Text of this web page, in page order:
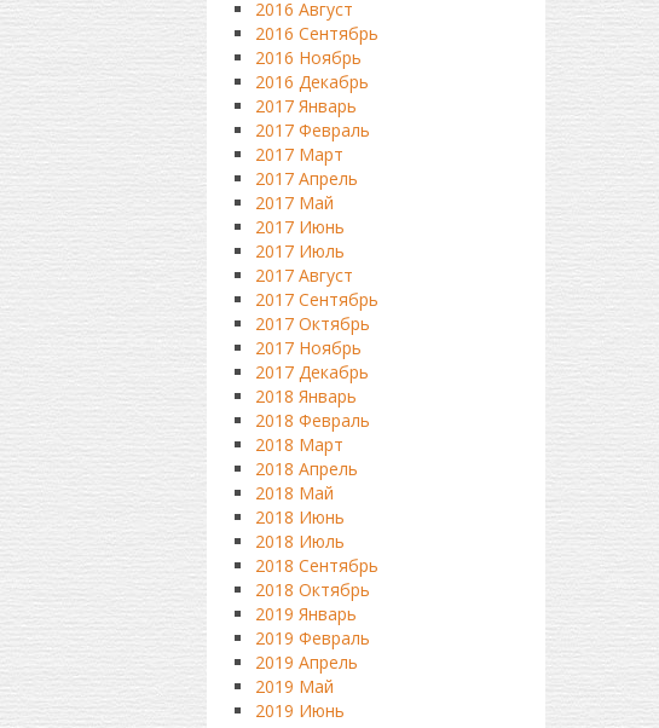
2016 Август
2016 Сентябрь
2016 Ноябрь
2016 Декабрь
2017 Январь
2017 Февраль
2017 Март
2017 Апрель
2017 Май
2017 Июнь
2017 Июль
2017 Август
2017 Сентябрь
2017 Октябрь
2017 Ноябрь
2017 Декабрь
2018 Январь
2018 Февраль
2018 Март
2018 Апрель
2018 Май
2018 Июнь
2018 Июль
2018 Сентябрь
2018 Октябрь
2019 Январь
2019 Февраль
2019 Апрель
2019 Май
2019 Июнь